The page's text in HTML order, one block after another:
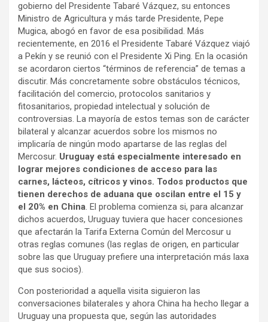
gobierno del Presidente Tabaré Vázquez, su entonces
Ministro de Agricultura y más tarde Presidente, Pepe
Mugica, abogó en favor de esa posibilidad. Más
recientemente, en 2016 el Presidente Tabaré Vázquez viajó
a Pekín y se reunió con el Presidente Xi Ping. En la ocasión
se acordaron ciertos “términos de referencia” de temas a
discutir. Más concretamente sobre obstáculos técnicos,
facilitación del comercio, protocolos sanitarios y
fitosanitarios, propiedad intelectual y solución de
controversias. La mayoría de estos temas son de carácter
bilateral y alcanzar acuerdos sobre los mismos no
implicaría de ningún modo apartarse de las reglas del
Mercosur. Uruguay está especialmente interesado en
lograr mejores condiciones de acceso para las
carnes, lácteos, cítricos y vinos. Todos productos que
tienen derechos de aduana que oscilan entre el 15 y
el 20% en China. El problema comienza si, para alcanzar
dichos acuerdos, Uruguay tuviera que hacer concesiones
que afectarán la Tarifa Externa Común del Mercosur u
otras reglas comunes (las reglas de origen, en particular
sobre las que Uruguay prefiere una interpretación más laxa
que sus socios).
Con posterioridad a aquella visita siguieron las
conversaciones bilaterales y ahora China ha hecho llegar a
Uruguay una propuesta que, según las autoridades